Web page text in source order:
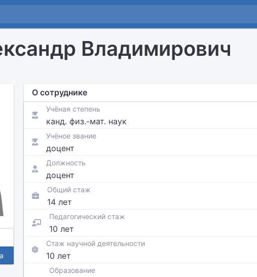
Владимирович
О сотруднике
Учёная степень
канд. физ.-мат. наук
Учёное звание
доцент
Должность
доцент
Общий стаж
14 лет
Педагогический стаж
10 лет
Стаж научной деятельности
10 лет
Образование